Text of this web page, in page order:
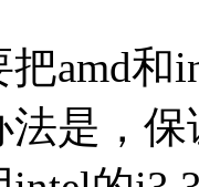
amd
法是，